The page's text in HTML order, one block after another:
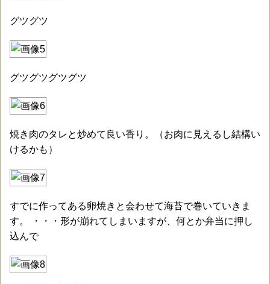
グツグツ
グツグツグツグツ
焼き肉のタレと炒めて良い香り。（お肉に見えるし結構い
けるかも）
すでに作ってある卵焼きと会わせて海苔で巻いていきま
す。 ・・・形が崩れてしまいますが、何とか弁当に押し
込んで